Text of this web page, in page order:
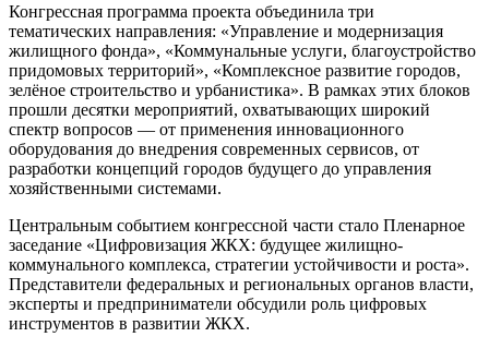
Конгрессная программа проекта объединила три
тематических направления: «Управление и модернизация
жилищного фонда», «Коммунальные услуги, благоустройство
придомовых территорий», «Комплексное развитие городов,
зелёное строительство и урбанистика». В рамках этих блоков
прошли десятки мероприятий, охватывающих широкий
спектр вопросов — от применения инновационного
оборудования до внедрения современных сервисов, от
разработки концепций городов будущего до управления
хозяйственными системами.
Центральным событием конгрессной части стало Пленарное
заседание «Цифровизация ЖКХ: будущее жилищно-
коммунального комплекса, стратегии устойчивости и роста».
Представители федеральных и региональных органов власти,
эксперты и предприниматели обсудили роль цифровых
инструментов в развитии ЖКХ.